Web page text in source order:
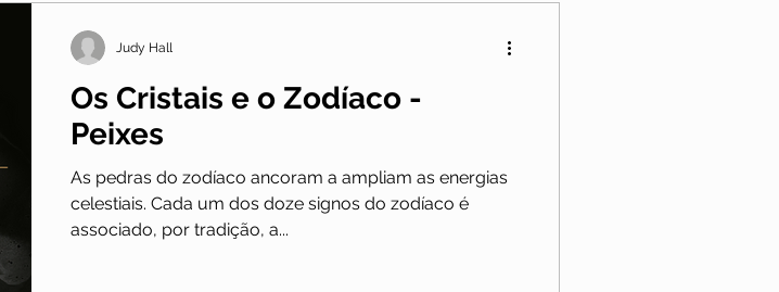
Os Cristais e o Zodíaco -
Peixes
As pedras do zodíaco ancoram a ampliam as energias
celestiais. Cada um dos doze signos do zodíaco é
associado, por tradição, a...
Judy Hall